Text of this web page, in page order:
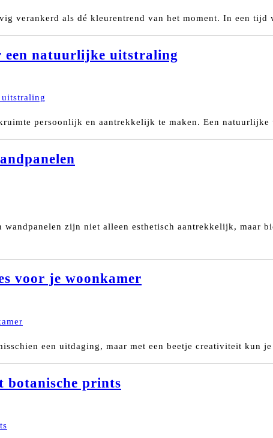
verankerd als dé kleurentrend van het moment. In een tijd
een natuurlijke uitstraling
persoonlijk en aantrekkelijk te maken. Een natuurlijke
zijn niet alleen esthetisch aantrekkelijk, maar
voor je woonkamer
een uitdaging, maar met een beetje creativiteit kun
botanische prints